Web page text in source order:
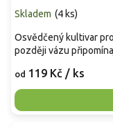
Skladem (4 ks)
od 119 Kč / ks
Osvědčený kultivar
později vázu